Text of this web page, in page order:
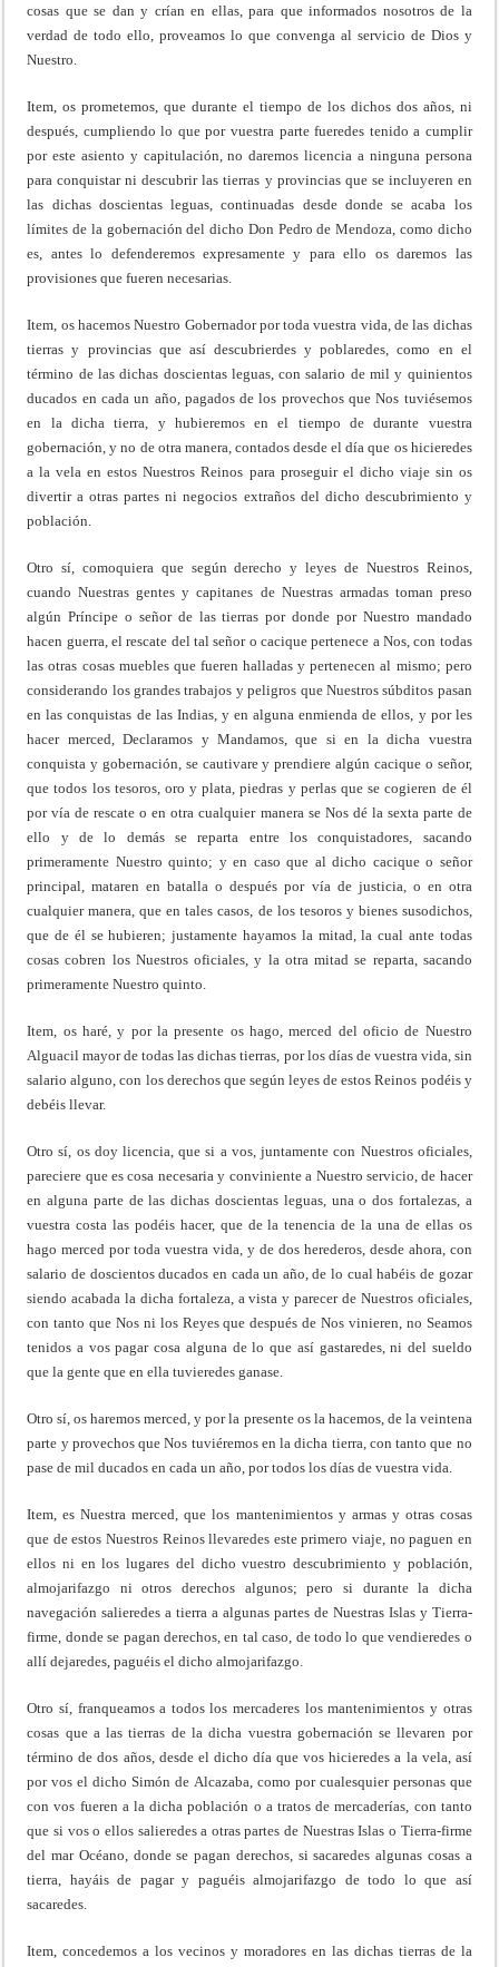
cosas que se dan y crían en ellas, para que informados nosotros de la
verdad de todo ello, proveamos lo que convenga al servicio de Dios y
Nuestro.
Item, os prometemos, que durante el tiempo de los dichos dos años, ni
después, cumpliendo lo que por vuestra parte fueredes tenido a cumplir
por este asiento y capitulación, no daremos licencia a ninguna persona
para conquistar ni descubrir las tierras y provincias que se incluyeren en
las dichas doscientas leguas, continuadas desde donde se acaba los
límites de la gobernación del dicho Don Pedro de Mendoza, como dicho
es, antes lo defenderemos expresamente y para ello os daremos las
provisiones que fueren necesarias.
Item, os hacemos Nuestro Gobernador por toda vuestra vida, de las dichas
tierras y provincias que así descubrierdes y poblaredes, como en el
término de las dichas doscientas leguas, con salario de mil y quinientos
ducados en cada un año, pagados de los provechos que Nos tuviésemos
en la dicha tierra, y hubieremos en el tiempo de durante vuestra
gobernación, y no de otra manera, contados desde el día que os hicieredes
a la vela en estos Nuestros Reinos para proseguir el dicho viaje sin os
divertir a otras partes ni negocios extraños del dicho descubrimiento y
población.
Otro sí, comoquiera que según derecho y leyes de Nuestros Reinos,
cuando Nuestras gentes y capitanes de Nuestras armadas toman preso
algún Príncipe o señor de las tierras por donde por Nuestro mandado
hacen guerra, el rescate del tal señor o cacique pertenece a Nos, con todas
las otras cosas muebles que fueren halladas y pertenecen al mismo; pero
considerando los grandes trabajos y peligros que Nuestros súbditos pasan
en las conquistas de las Indias, y en alguna enmienda de ellos, y por les
hacer merced, Declaramos y Mandamos, que si en la dicha vuestra
conquista y gobernación, se cautivare y prendiere algún cacique o señor,
que todos los tesoros, oro y plata, piedras y perlas que se cogieren de él
por vía de rescate o en otra cualquier manera se Nos dé la sexta parte de
ello y de lo demás se reparta entre los conquistadores, sacando
primeramente Nuestro quinto; y en caso que al dicho cacique o señor
principal, mataren en batalla o después por vía de justicia, o en otra
cualquier manera, que en tales casos, de los tesoros y bienes susodichos,
que de él se hubieren; justamente hayamos la mitad, la cual ante todas
cosas cobren los Nuestros oficiales, y la otra mitad se reparta, sacando
primeramente Nuestro quinto.
Item, os haré, y por la presente os hago, merced del oficio de Nuestro
Alguacil mayor de todas las dichas tierras, por los días de vuestra vida, sin
salario alguno, con los derechos que según leyes de estos Reinos podéis y
debéis llevar.
Otro sí, os doy licencia, que si a vos, juntamente con Nuestros oficiales,
pareciere que es cosa necesaria y conviniente a Nuestro servicio, de hacer
en alguna parte de las dichas doscientas leguas, una o dos fortalezas, a
vuestra costa las podéis hacer, que de la tenencia de la una de ellas os
hago merced por toda vuestra vida, y de dos herederos, desde ahora, con
salario de doscientos ducados en cada un año, de lo cual habéis de gozar
siendo acabada la dicha fortaleza, a vista y parecer de Nuestros oficiales,
con tanto que Nos ni los Reyes que después de Nos vinieren, no Seamos
tenidos a vos pagar cosa alguna de lo que así gastaredes, ni del sueldo
que la gente que en ella tuvieredes ganase.
Otro sí, os haremos merced, y por la presente os la hacemos, de la veintena
parte y provechos que Nos tuviéremos en la dicha tierra, con tanto que no
pase de mil ducados en cada un año, por todos los días de vuestra vida.
Item, es Nuestra merced, que los mantenimientos y armas y otras cosas
que de estos Nuestros Reinos llevaredes este primero viaje, no paguen en
ellos ni en los lugares del dicho vuestro descubrimiento y población,
almojarifazgo ni otros derechos algunos; pero si durante la dicha
navegación salieredes a tierra a algunas partes de Nuestras Islas y Tierra-
firme, donde se pagan derechos, en tal caso, de todo lo que vendieredes o
allí dejaredes, paguéis el dicho almojarifazgo.
Otro sí, franqueamos a todos los mercaderes los mantenimientos y otras
cosas que a las tierras de la dicha vuestra gobernación se llevaren por
término de dos años, desde el dicho día que vos hicieredes a la vela, así
por vos el dicho Simón de Alcazaba, como por cualesquier personas que
con vos fueren a la dicha población o a tratos de mercaderías, con tanto
que si vos o ellos salieredes a otras partes de Nuestras Islas o Tierra-firme
del mar Océano, donde se pagan derechos, si sacaredes algunas cosas a
tierra, hayáis de pagar y paguéis almojarifazgo de todo lo que así
sacaredes.
Item, concedemos a los vecinos y moradores en las dichas tierras de la